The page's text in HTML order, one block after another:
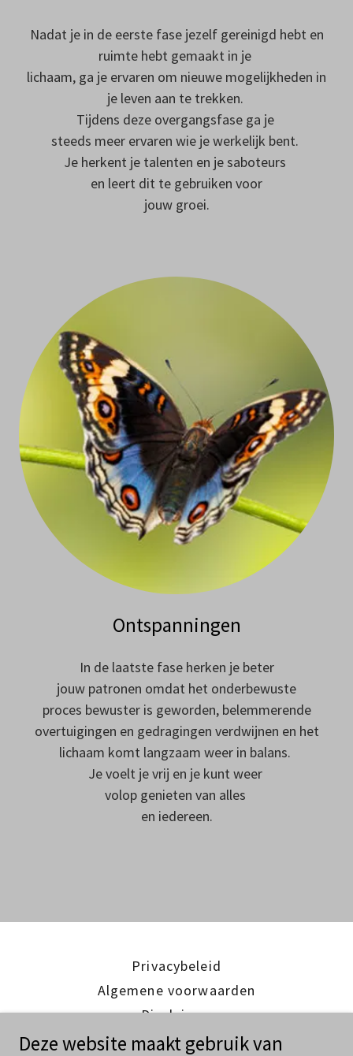
Nadat je in de eerste fase jezelf gereinigd hebt en
ruimte hebt gemaakt in je
lichaam, ga je ervaren om nieuwe mogelijkheden in
je leven aan te trekken.
Tijdens deze overgangsfase ga je
steeds meer ervaren wie je werkelijk bent.
Je herkent je talenten en je saboteurs
en leert dit te gebruiken voor
jouw groei.
Ontspanningen
In de laatste fase herken je beter
jouw patronen omdat het onderbewuste
proces bewuster is geworden, belemmerende
overtuigingen en gedragingen verdwijnen en het
lichaam komt langzaam weer in balans.
Je voelt je vrij en je kunt weer
volop genieten van alles
en iedereen.
Privacybeleid
Algemene voorwaarden
Disclaimer
Deze website maakt gebruik van